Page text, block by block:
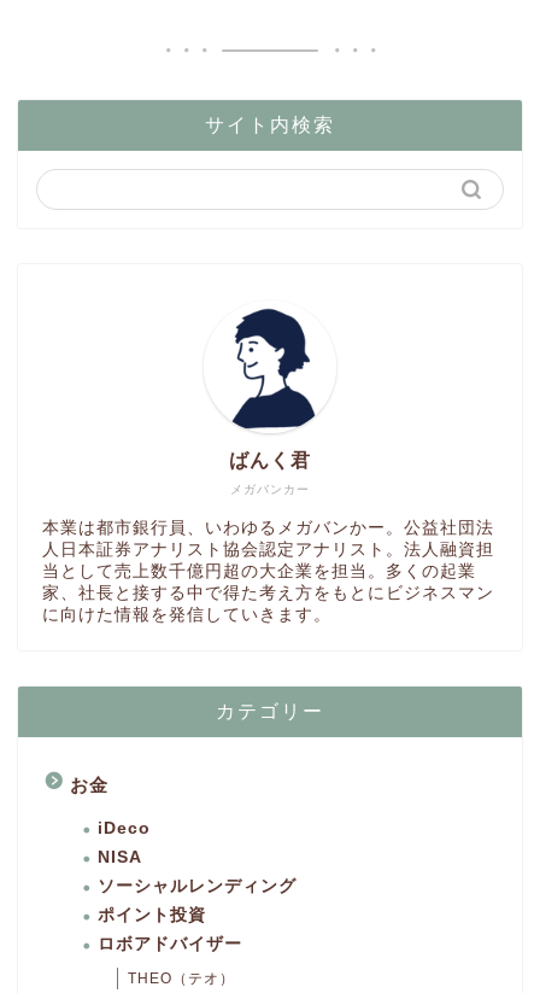
サイト内検索
メガバンカー
ばんく君
本業は都市銀行員、いわゆるメガバンかー。公益社団法
人日本証券アナリスト協会認定アナリスト。法人融資担
当として売上数千億円超の大企業を担当。多くの起業
家、社長と接する中で得た考え方をもとにビジネスマン
に向けた情報を発信していきます。
カテゴリー
お金
iDeco
NISA
ソーシャルレンディング
ポイント投資
ロボアドバイザー
THEO（テオ）